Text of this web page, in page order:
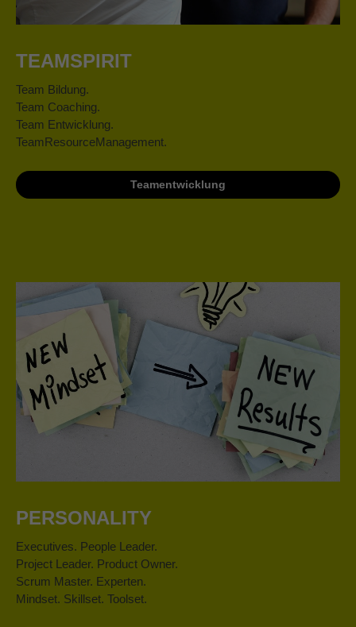
TEAMSPIRIT
Team Bildung.
Team Coaching.
Team Entwicklung.
TeamResourceManagement.
Teamentwicklung
PERSONALITY
Executives. People Leader.
Project Leader. Product Owner.
Scrum Master. Experten.
Mindset. Skillset. Toolset.